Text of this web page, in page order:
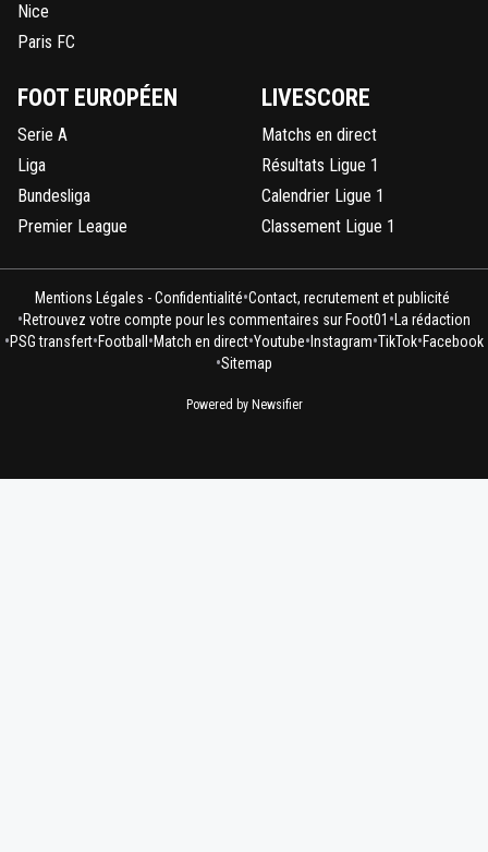
Nice
Paris FC
FOOT EUROPÉEN
Serie A
Liga
Bundesliga
Premier League
LIVESCORE
Matchs en direct
Résultats Ligue 1
Calendrier Ligue 1
Classement Ligue 1
Mentions Légales - Confidentialité•Contact, recrutement et publicité
•Retrouvez votre compte pour les commentaires sur Foot01 •La rédaction
•PSG transfert•Football •Match en direct•Youtube• Instagram•TikTok•Facebook
•Sitemap
Powered by Newsifier